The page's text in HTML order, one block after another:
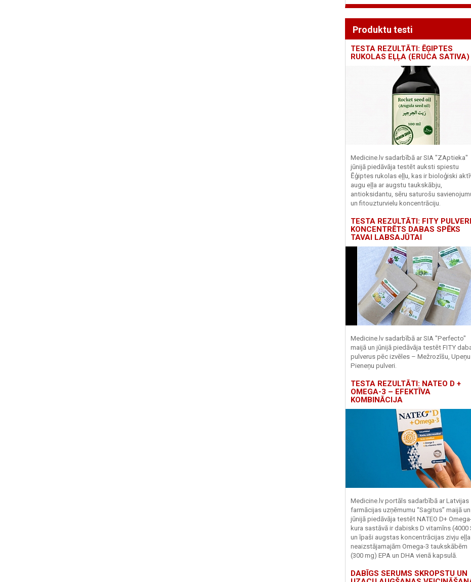
Produktu testi
TESTA REZULTĀTI: ĒĢIPTES
RUKOLAS EĻĻA (ERUCA SATIVA)
Medicine.lv sadarbībā ar SIA "ZAptieka"
jūnijā piedāvāja testēt auksti spiestu
Ēģiptes rukolas eļļu, kas ir bioloģiski
augu eļļa ar augstu taukskābju,
antioksidantu, sēru saturošu
un fitouzturvielu koncentrāciju.
TESTA REZULTĀTI: FITY
KONCENTRĒTS DABAS SPĒKS
TAVAI LABSAJŪTAI
Medicine.lv sadarbībā ar SIA "Perfecto"
maijā un jūnijā piedāvāja testēt FITY
pulverus pēc izvēles – Mežrozīšu,
Pieneņu pulveri.
TESTA REZULTĀTI: NATEO D +
OMEGA-3 – EFEKTĪVA
KOMBINĀCIJA
Medicine.lv portāls sadarbībā ar Latvijas
farmācijas uzņēmumu “Sagitus” maijā un
jūnijā piedāvāja testēt NATEO D+
kura sastāvā ir dabisks D vitamīns (4000
un īpaši augstas koncentrācijas zivju
neaizstājamajām Omega-3 taukskābēm
(300 mg) EPA un DHA vienā kapsulā.
DABĪGS SERUMS SKROPSTU UN